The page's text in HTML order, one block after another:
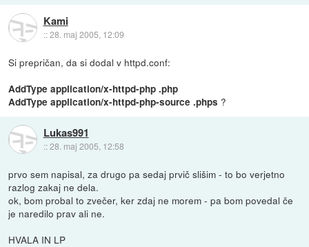
Kami
::28. maj 2005, 12:09
Si prepričan, da si dodal v httpd.conf:
AddType application/x-httpd-php .php
AddType application/x-httpd-php-source .phps ?
Lukas991
::28. maj 2005, 12:58
prvo sem napisal, za drugo pa sedaj prvič slišim - to bo verjetno
razlog zakaj ne dela.
ok, bom probal to zvečer, ker zdaj ne morem - pa bom povedal če
je naredilo prav ali ne.
HVALA IN LP